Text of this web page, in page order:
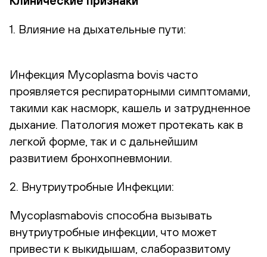
1. Влияние на дыхательные пути:
Инфекция Mycoplasma bovis часто
проявляется респираторными симптомами,
такими как насморк, кашель и затрудненное
дыхание. Патология может протекать как в
легкой форме, так и с дальнейшим
развитием бронхопневмонии.
2. Внутриутробные Инфекции:
Mycoplasmabovis способна вызывать
внутриутробные инфекции, что может
привести к выкидышам, слаборазвитому